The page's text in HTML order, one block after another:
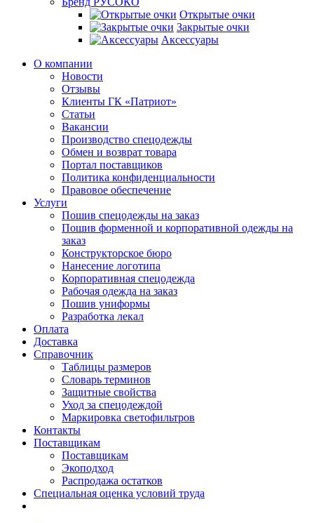
Открытые очки
Закрытые очки
Аксессуары
О компании
Новости
Отзывы
Клиенты ГК «Патриот»
Статьи
Вакансии
Производство спецодежды
Обмен и возврат товара
Портал поставщиков
Политика конфиденциальности
Правовое обеспечение
Услуги
Пошив спецодежды на заказ
Пошив форменной и корпоративной одежды на
заказ
Конструкторское бюро
Нанесение логотипа
Корпоративная спецодежда
Рабочая одежда на заказ
Пошив униформы
Разработка лекал
Оплата
Доставка
Справочник
Таблицы размеров
Словарь терминов
Защитные свойства
Уход за спецодеждой
Маркировка светофильтров
Контакты
Поставщикам
Поставщикам
Экоподход
Распродажа остатков
Специальная оценка условий труда